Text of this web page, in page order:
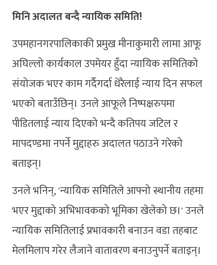
मिनि अदालत बन्दै न्यायिक समिति!
उपमहानगरपालिकाकी प्रमुख मीनाकुमारी लामा आफू
अघिल्लो कार्यकाल उपमेयर हुँदा न्यायिक समितिको
संयोजक भएर काम गर्दैगर्दा धेरैलाई न्याय दिन सफल
भएको बताउँछिन्। उनले आफूले निष्पक्षरुपमा
पीडितलाई न्याय दिएको भन्दै कतिपय जटिल र
मापदण्डमा नपर्ने मुद्दाहरु अदालत पठाउने गरेको
बताइन्।
उनले भनिन्, 'न्यायिक समितिले आफ्नो स्थानीय तहमा
भएर मुद्दाको अभिभावकको भूमिका खेलेको छ।' उनले
न्यायिक समितिलाई प्रभावकारी बनाउन वडा तहबाट
मेलमिलाप गरेर लैजाने वातावरण बनाउनुपर्ने बताइन्।